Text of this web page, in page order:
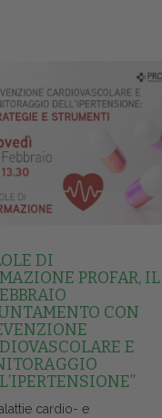
DI
PROFAR, IL
CON
E
cardio- e